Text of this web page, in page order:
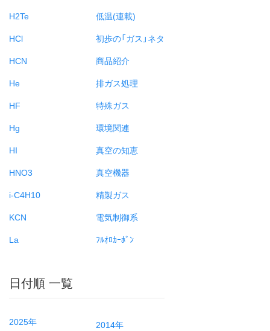
H2Te
HCl
HCN
He
HF
Hg
HI
HNO3
i-C4H10
KCN
La
低温(連載)
初歩の「ガス」ネタ
商品紹介
排ガス処理
特殊ガス
環境関連
真空の知恵
真空機器
精製ガス
電気制御系
ﾌﾙｵﾛｶｰﾎﾞﾝ
日付順 一覧
2025年
2014年